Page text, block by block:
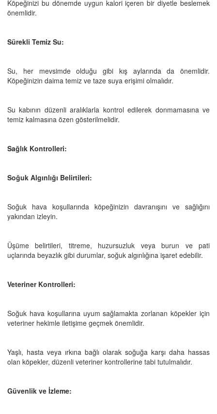
Köpeğinizi bu dönemde uygun kalori içeren bir diyetle beslemek
önemlidir.
Sürekli Temiz Su:
Su, her mevsimde olduğu gibi kış aylarında da önemlidir.
Köpeğinizin daima temiz ve taze suya erişimi olmalıdır.
Su kabının düzenli aralıklarla kontrol edilerek donmamasına ve
temiz kalmasına özen gösterilmelidir.
Sağlık Kontrolleri:
Soğuk Algınlığı Belirtileri:
Soğuk hava koşullarında köpeğinizin davranışını ve sağlığını
yakından izleyin.
Üşüme belirtileri, titreme, huzursuzluk veya burun ve pati
uçlarında beyazlık gibi durumlar, soğuk algınlığına işaret edebilir.
Veteriner Kontrolleri:
Soğuk hava koşullarına uyum sağlamakta zorlanan köpekler için
veteriner hekimle iletişime geçmek önemlidir.
Yaşlı, hasta veya ırkına bağlı olarak soğuğa karşı daha hassas
olan köpekler, düzenli veteriner kontrollerine tabi tutulmalıdır.
Güvenlik ve İzleme: